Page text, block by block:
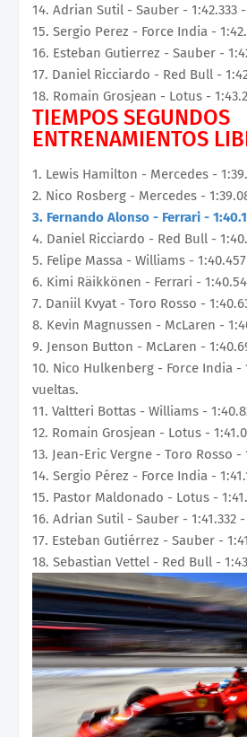
14. Adrian Sutil - Sauber - 1:42.333
15. Sergio Perez - Force India -
16. Esteban Gutierrez - Sauber -
17. Daniel Ricciardo - Red Bull -
18. Romain Grosjean - Lotus -
TIEMPOS SEGUNDOS
ENTRENAMIENTOS
1. Lewis Hamilton - Mercedes -
2. Nico Rosberg - Mercedes -
3. Fernando Alonso - Ferrari -
4. Daniel Ricciardo - Red Bull -
5. Felipe Massa - Williams -
6. Kimi Räikkönen - Ferrari -
7. Daniil Kvyat - Toro Rosso -
8. Kevin Magnussen - McLaren -
9. Jenson Button - McLaren -
10. Nico Hulkenberg - Force India -
vueltas.
11. Valtteri Bottas - Williams -
12. Romain Grosjean - Lotus -
13. Jean-Eric Vergne - Toro Rosso -
14. Sergio Pérez - Force India -
15. Pastor Maldonado - Lotus -
16. Adrian Sutil - Sauber - 1:41.332
17. Esteban Gutiérrez - Sauber -
18. Sebastian Vettel - Red Bull -